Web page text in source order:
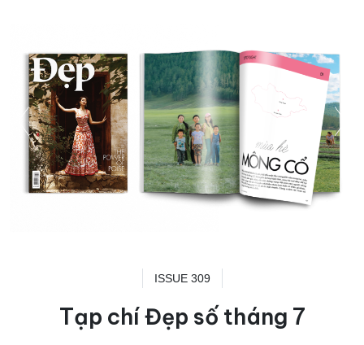
ISSUE 309
Tạp chí Đẹp số tháng 7